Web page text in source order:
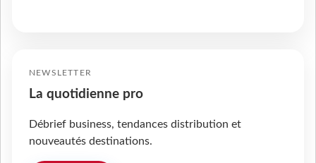
NEWSLETTER
La quotidienne pro
Débrief business, tendances distribution et
nouveautés destinations.